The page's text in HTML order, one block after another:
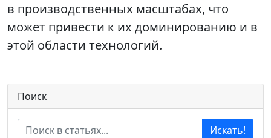
в производственных масштабах, что
может привести к их доминированию и в
этой области технологий.
Поиск
Искать!